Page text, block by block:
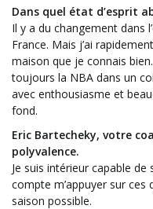
Dans quel état d’esprit
Il y a du changement dans
France. Mais j’ai
maison que je connais
toujours la NBA dans un
avec enthousiasme et
fond.
Eric Bartecheky, votre
polyvalence.
Je suis intérieur capable de
compte m’appuyer sur ces
saison possible.